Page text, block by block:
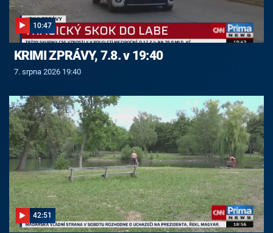
10:47
KRIMI ZPRÁVY, 7.8. v 19:40
7. srpna 2026 19:40
42:51